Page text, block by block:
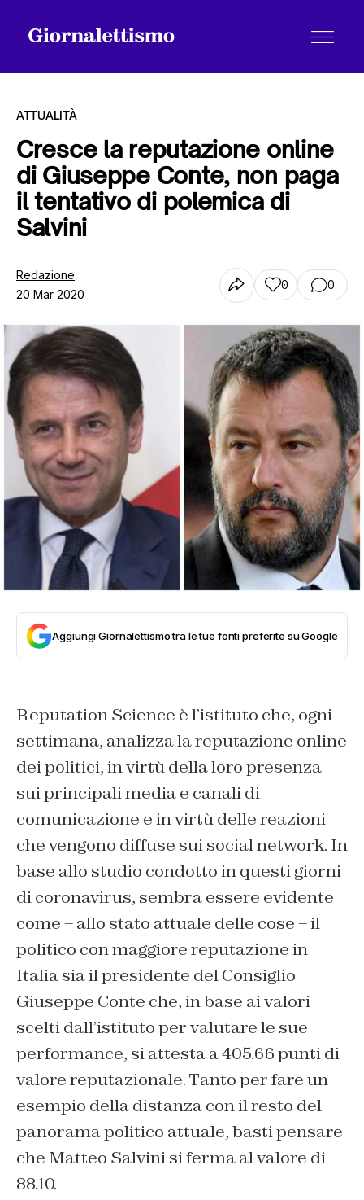
Tutti gli articoli
ATTUALITÀ
Cresce la reputazione online
di Giuseppe Conte, non paga
il tentativo di polemica di
Salvini
Redazione
20 Mar 2020
0 0
Aggiungi Giornalettismo tra le tue fonti preferite su Google
Reputation Science è l’istituto che, ogni
settimana, analizza la reputazione online
dei politici, in virtù della loro presenza
sui principali media e canali di
comunicazione e in virtù delle reazioni
che vengono diffuse sui social network. In
base allo studio condotto in questi giorni
di coronavirus, sembra essere evidente
come – allo stato attuale delle cose – il
politico con maggiore reputazione in
Italia sia il presidente del Consiglio
Giuseppe Conte che, in base ai valori
scelti dall’istituto per valutare le sue
performance, si attesta a 405.66 punti di
valore reputazionale. Tanto per fare un
esempio della distanza con il resto del
panorama politico attuale, basti pensare
che Matteo Salvini si ferma al valore di
88.10.